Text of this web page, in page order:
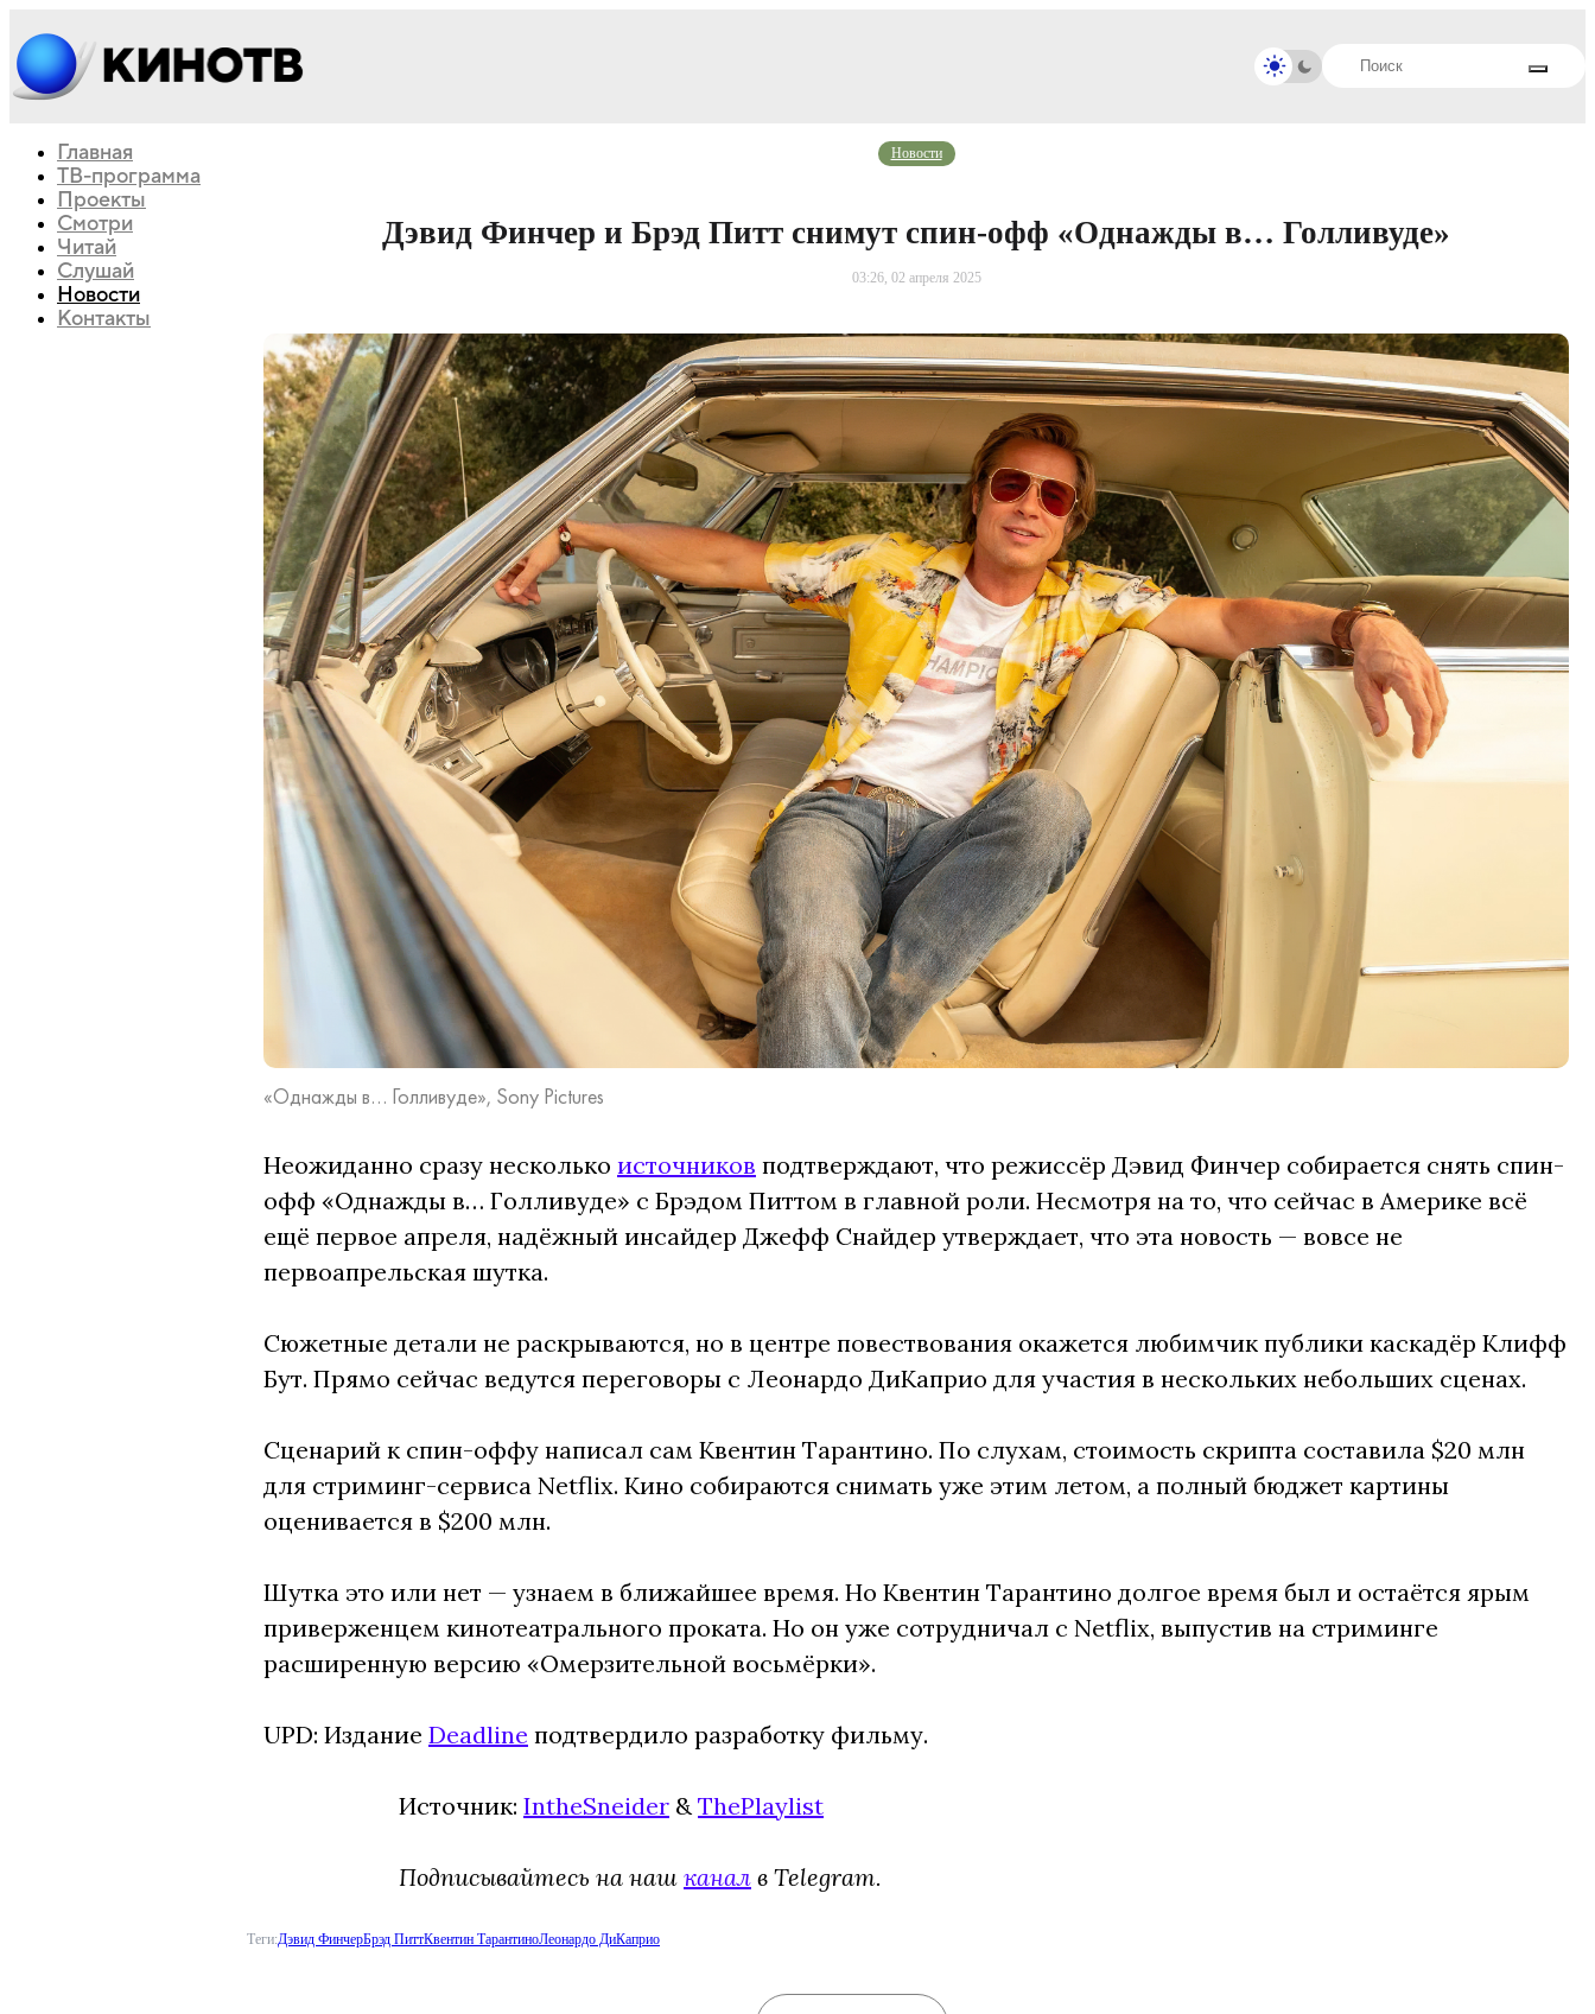
Главная
ТВ-программа
Проекты
Смотри
Читай
Слушай
Новости
Контакты
Новости
Дэвид Финчер и Брэд Питт снимут спин-офф «Однажды в… Голливуде»
03:26, 02 апреля 2025
«Однажды в… Голливуде», Sony Pictures
Неожиданно сразу несколько источников подтверждают, что режиссёр Дэвид Финчер собирается снять спин-
офф «Однажды в… Голливуде» с Брэдом Питтом в главной роли. Несмотря на то, что сейчас в Америке всё
ещё первое апреля, надёжный инсайдер Джефф Снайдер утверждает, что эта новость — вовсе не
первоапрельская шутка.
Сюжетные детали не раскрываются, но в центре повествования окажется любимчик публики каскадёр Клифф
Бут. Прямо сейчас ведутся переговоры с Леонардо ДиКаприо для участия в нескольких небольших сценах.
Сценарий к спин-оффу написал сам Квентин Тарантино. По слухам, стоимость скрипта составила $20 млн
для стриминг-сервиса Netflix. Кино собираются снимать уже этим летом, а полный бюджет картины
оценивается в $200 млн.
Шутка это или нет — узнаем в ближайшее время. Но Квентин Тарантино долгое время был и остаётся ярым
приверженцем кинотеатрального проката. Но он уже сотрудничал с Netflix, выпустив на стриминге
расширенную версию «Омерзительной восьмёрки».
UPD: Издание Deadline подтвердило разработку фильму.
Источник: IntheSneider &ThePlaylist
Подписывайтесь на наш канал в Telegram.
Теги:Дэвид ФинчерБрэд ПиттКвентин ТарантиноЛеонардо ДиКаприо